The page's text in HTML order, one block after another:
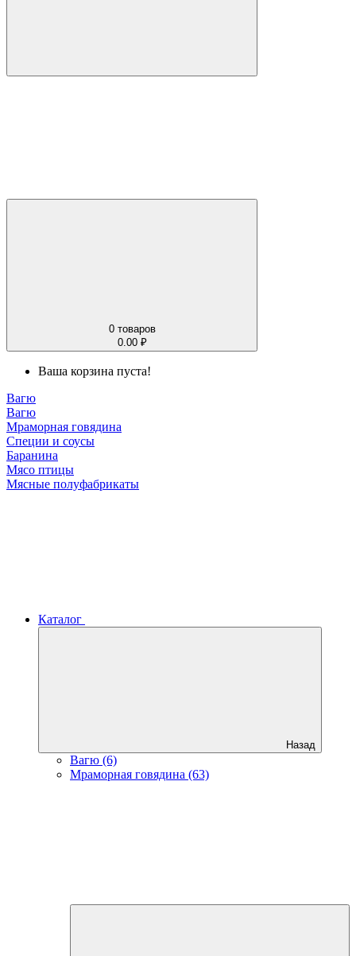
0 товаров
0.00 ₽
Ваша корзина пуста!
Вагю
Вагю
Мраморная говядина
Специи и соусы
Баранина
Мясо птицы
Мясные полуфабрикаты
Каталог
Назад
Вагю (6)
Мраморная говядина (63)